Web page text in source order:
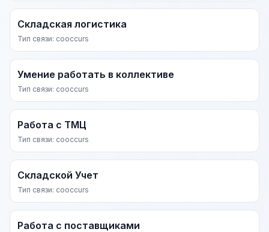
Складская логистика
Тип связи: cooccurs
Умение работать в коллективе
Тип связи: cooccurs
Работа с ТМЦ
Тип связи: cooccurs
Складской Учет
Тип связи: cooccurs
Работа с поставщиками